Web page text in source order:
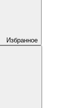
Избранное